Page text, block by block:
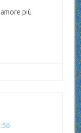
più